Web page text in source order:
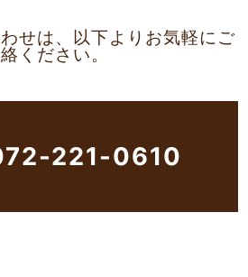
せは、以下よりお気軽にご
ください。
221-0610